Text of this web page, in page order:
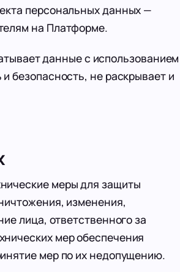
персональных данных —
на Платформе.
данные с использованием
безопасность, не раскрывает и
меры для защиты
изменения,
лица, ответственного за
мер обеспечения
мер по их недопущению.